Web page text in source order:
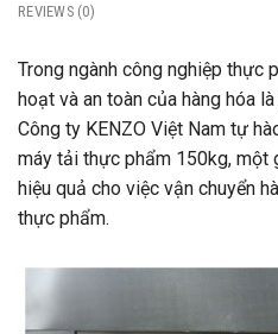
REVIEWS (0)
Trong ngành công nghiệp thực
hoạt và an toàn của hàng hóa
Công ty KENZO Việt Nam tự
máy tải thực phẩm 150kg, một
hiệu quả cho việc vận chuyển
thực phẩm.